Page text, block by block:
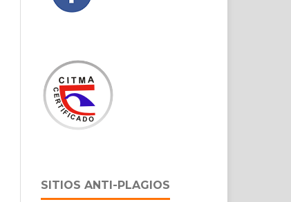
SITIOS ANTI-PLAGIOS